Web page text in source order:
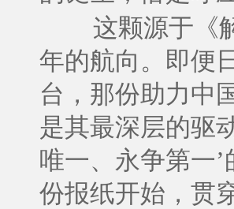
这颗源于《
年的航向。即便
台，那份助力中
是其最深层的驱
唯一、永争第一
份报纸开始，贯